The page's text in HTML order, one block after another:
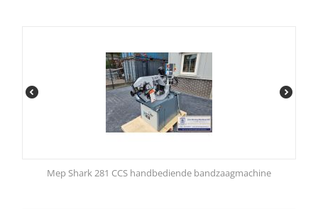
Mep Shark 281 CCS handbediende bandzaagmachine